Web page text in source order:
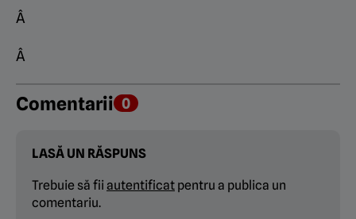
Â
Â
Comentarii 0
LASĂ UN RĂSPUNS
Trebuie să fii autentificat pentru a publica un
comentariu.